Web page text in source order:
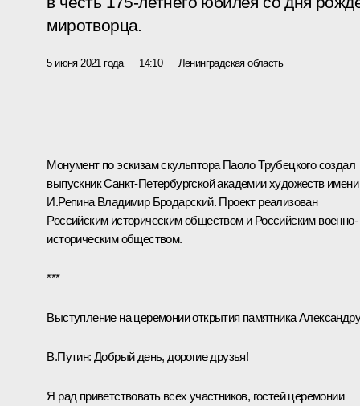
миротворца.
5 июня 2021 года 14:10 Ленинградская область
Монумент по эскизам скульптора Паоло Трубецкого создал
выпускник Санкт-Петербургской академии художеств имени
И.Репина Владимир Бродарский. Проект реализован
Российским историческим обществом и Российским военно-
историческим обществом.
***
Выступление на церемонии открытия памятника
В.Путин: Добрый день, дорогие друзья!
Я рад приветствовать всех участников, гостей церемонии